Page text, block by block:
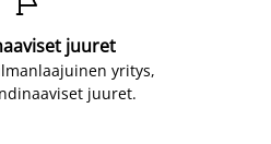
juuret
yritys,
juuret.